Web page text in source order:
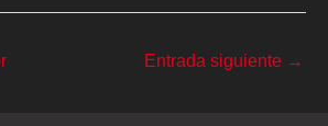
Entrada siguiente →